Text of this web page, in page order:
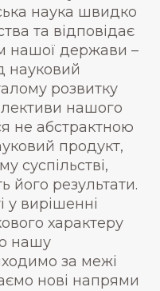
наука швидко
та відповідає
нашої держави –
науковий
розвитку
нашого
не абстрактною
продукт,
суспільстві,
його результати.
у вирішенні
характеру
нашу
за межі
нові напрями